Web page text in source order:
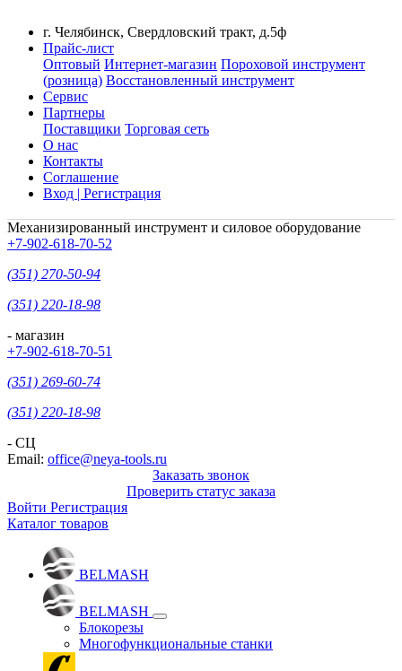
г. Челябинск, Свердловский тракт, д.5ф
Прайс-лист
Оптовый Интернет-магазин Пороховой инструмент
(розница) Восстановленный инструмент
Сервис
Партнеры
Поставщики Торговая сеть
О нас
Контакты
Соглашение
Вход | Регистрация
Механизированный инструмент и силовое оборудование
+7-902-618-70-52
(351) 270-50-94
(351) 220-18-98
- магазин
+7-902-618-70-51
(351) 269-60-74
(351) 220-18-98
- СЦ
Email: office@neya-tools.ru
Заказать звонок
Проверить статус заказа
Войти Регистрация
Каталог товаров
BELMASH
BELMASH
Блокорезы
Многофункциональные станки